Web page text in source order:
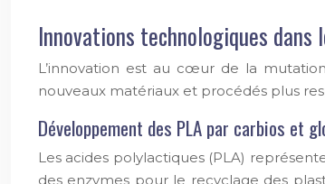
Innovations technologiques
L’innovation est au cœur de la
nouveaux matériaux et procédés plus
Développement des PLA par carbios et
Les acides polylactiques (PLA)
des enzymes pour le recyclage des